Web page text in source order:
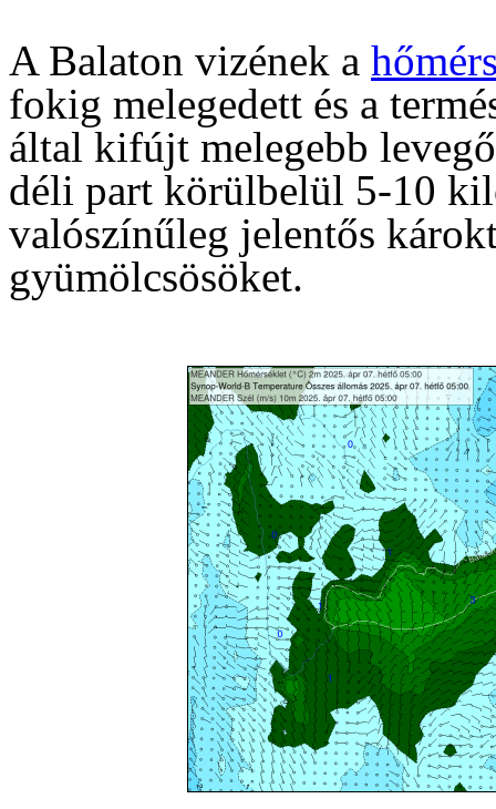
A Balaton vizének a
fokig melegedett és a
által kifújt melegebb
déli part körülbelül 5-10
valószínűleg jelentős
gyümölcsösöket.